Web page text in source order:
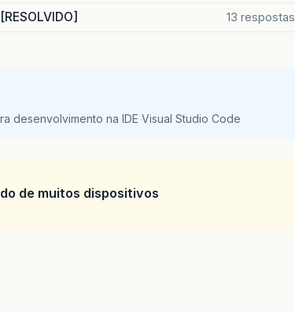
13 respostas
desenvolvimento na IDE Visual Studio Code
de muitos dispositivos